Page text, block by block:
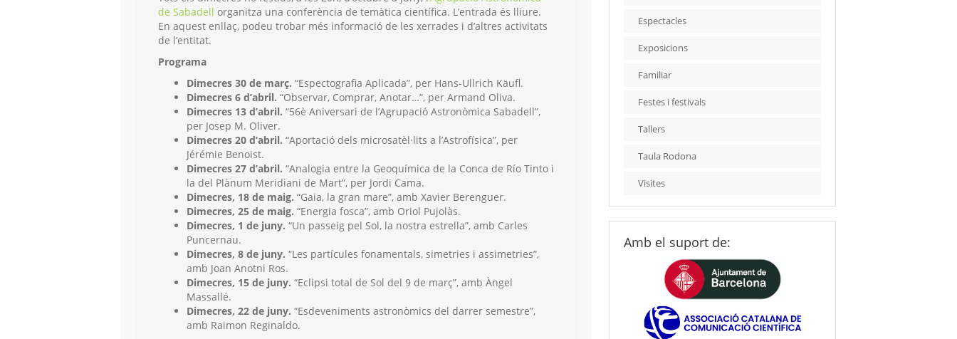
de Sabadell organitza una conferència de temàtica científica. L’entrada és lliure.
En aquest enllaç, podeu trobar més informació de les xerrades i d’altres activitats
de l’entitat.
Programa
Dimecres 30 de març. “Espectografia Aplicada”, per Hans-Ullrich Käufl.
Dimecres 6 d’abril. “Observar, Comprar, Anotar…”, per Armand Oliva.
Dimecres 13 d’abril. “56è Aniversari de l’Agrupació Astronòmica Sabadell”,
per Josep M. Oliver.
Dimecres 20 d’abril. “Aportació dels microsatèl·lits a l’Astrofísica”, per
Jérémie Benoist.
Dimecres 27 d’abril. “Analogia entre la Geoquímica de la Conca de Río Tinto i
la del Plànum Meridiani de Mart”, per Jordi Cama.
Dimecres, 18 de maig. “Gaia, la gran mare”, amb Xavier Berenguer.
Dimecres, 25 de maig. “Energia fosca”, amb Oriol Pujolàs.
Dimecres, 1 de juny. “Un passeig pel Sol, la nostra estrella”, amb Carles
Puncernau.
Dimecres, 8 de juny. “Les partícules fonamentals, simetries i assimetries”,
amb Joan Anotni Ros.
Dimecres, 15 de juny. “Eclipsi total de Sol del 9 de març”, amb Àngel
Massallé.
Dimecres, 22 de juny. “Esdeveniments astronòmics del darrer semestre”,
amb Raimon Reginaldo.
Espectacles
Exposicions
Familiar
Festes i festivals
Tallers
Taula Rodona
Visites
Amb el suport de: